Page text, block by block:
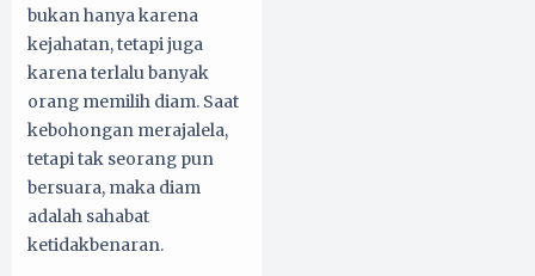
bukan hanya karena
kejahatan, tetapi juga
karena terlalu banyak
orang memilih diam. Saat
kebohongan merajalela,
tetapi tak seorang pun
bersuara, maka diam
adalah sahabat
ketidakbenaran.